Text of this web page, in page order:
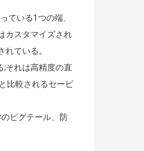
ている1つの端、
カスタマイズされ
ている。
;それは高精度の直
比較されるセービ
ピグテール、防